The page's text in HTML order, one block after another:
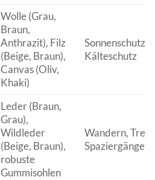
Wolle (Grau,
Braun,
Anthrazit), Filz
(Beige, Braun),
Canvas (Oliv,
Khaki)
Sonnenschutz,
Kälteschutz
Leder (Braun,
Grau),
Wildleder
(Beige, Braun),
robuste
Gummisohlen
Wandern,
Spaziergänge